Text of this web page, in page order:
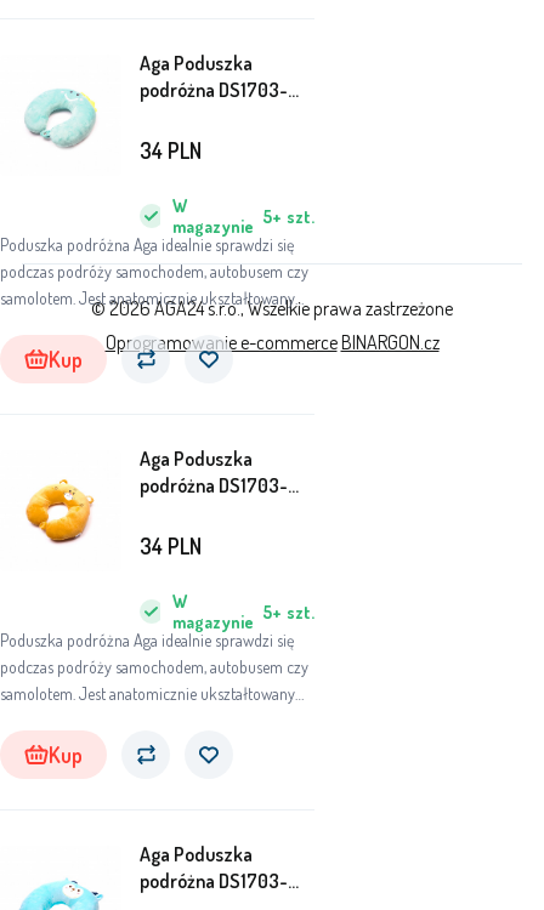
Aga Poduszka
podróżna DS1703-
Poduszka podróżna Aga idealnie sprawdzi się
podczas podróży samochodem, autobusem czy
samolotem. Jest anatomicznie ukształtowany
dotyku pluszowemu pokrowcowi będziesz
wygodnie spać na poduszce.
W
magazynie 5+ szt.
34 PLN
Kup
Aga Poduszka
podróżna DS1703-
Poduszka podróżna Aga idealnie sprawdzi się
podczas podróży samochodem, autobusem czy
samolotem. Jest anatomicznie ukształtowany
dotyku pluszowemu pokrowcowi będziesz
wygodnie spać na poduszce.
W
magazynie 5+ szt.
34 PLN
Kup
Aga Poduszka
podróżna DS1703-
© 2026 AGA24 s.r.o., Wszelkie prawa zastrzeżone
Oprogramowanie e-commerceBINARGON.cz